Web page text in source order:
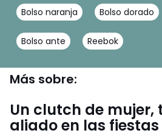
Bolso naranja Bolso dorado
Bolso ante Reebok
Más sobre:
Un clutch de mujer,
aliado en las fiestas